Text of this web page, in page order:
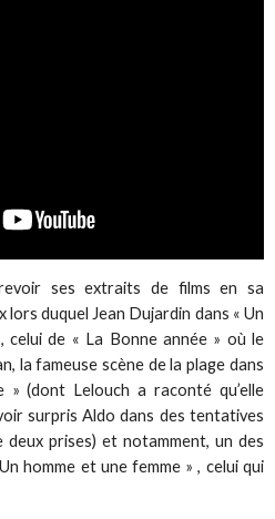
ses extraits de films en sa
lors duquel Jean Dujardin dans « Un
de « La Bonne année » où le
la fameuse scène de la plage dans
» (dont Lelouch a raconté qu’elle
surpris Aldo dans des tentatives
prises) et notamment, un des
homme et une femme » , celui qui